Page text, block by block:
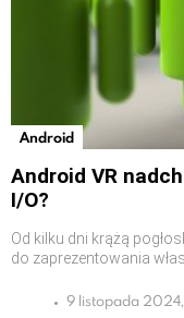
Android
Android VR
I/O?
Od kilku dni krążą
do zaprezentowania
9 listopada